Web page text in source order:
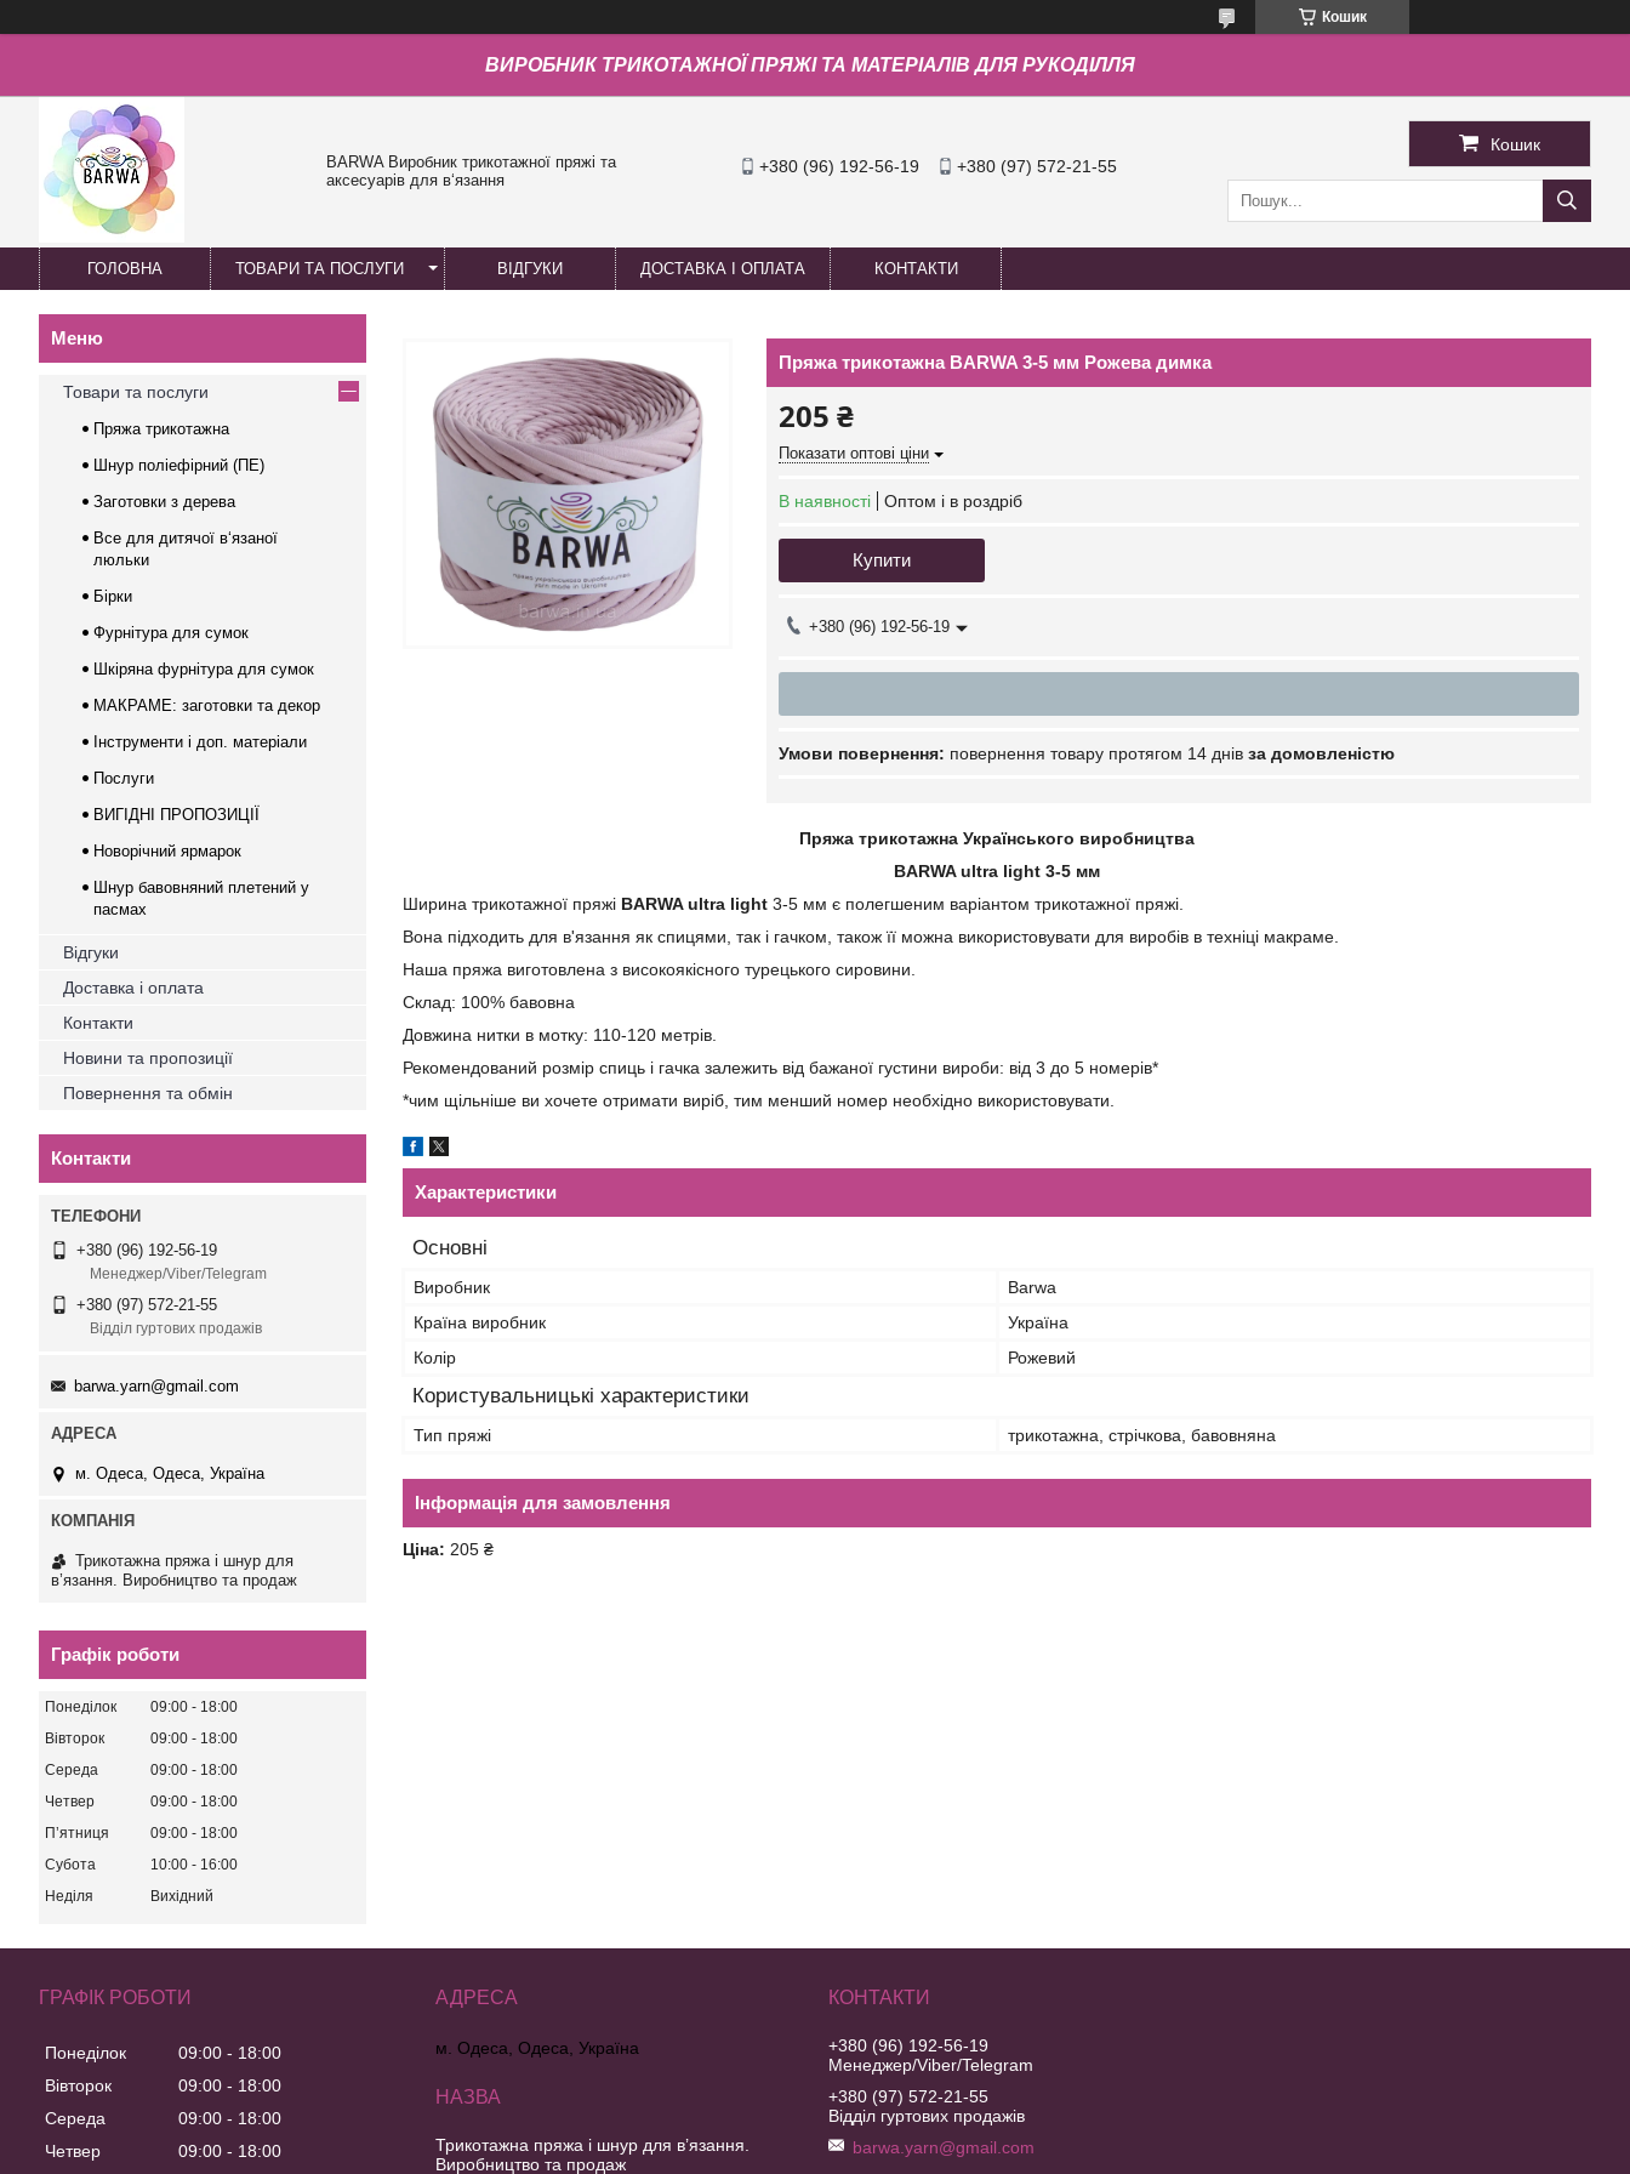
Кошик
ВИРОБНИК ТРИКОТАЖНОЇ ПРЯЖІ ТА МАТЕРІАЛІВ ДЛЯ РУКОДІЛЛЯ
BARWA Виробник трикотажної пряжі та
аксесуарів для в‘язання
+380 (96) 192-56-19 +380 (97) 572-21-55
Кошик
ГОЛОВНА ТОВАРИ ТА ПОСЛУГИ ВІДГУКИ ДОСТАВКА І ОПЛАТА КОНТАКТИ
Пряжа трикотажна BARWA 3-5 мм Рожева димка
205 ₴
Показати оптові ціни
В наявності Оптом і в роздріб
Купити
+380 (96) 192-56-19
повернення товару протягом 14 днів за домовленістю
Пряжа трикотажна Українського виробництва
BARWA ultra light 3-5 мм
Ширина трикотажної пряжі BARWA ultra light 3-5 мм є полегшеним варіантом трикотажної пряжі.
Вона підходить для в'язання як спицями, так і гачком, також її можна використовувати для виробів в техніці макраме.
Наша пряжа виготовлена з високоякісного турецького сировини.
Склад: 100% бавовна
Довжина нитки в мотку: 110-120 метрів.
Рекомендований розмір спиць і гачка залежить від бажаної густини вироби: від 3 до 5 номерів*
*чим щільніше ви хочете отримати виріб, тим менший номер необхідно використовувати.
Характеристики
Основні
Виробник
Barwa
Країна виробник
Україна
Колір
Рожевий
Користувальницькі характеристики
Тип пряжі трикотажна, стрічкова, бавовняна
Інформація для замовлення
Ціна: 205 ₴
Товари та послуги
Пряжа трикотажна
Шнур поліефірний (ПЕ)
Заготовки з дерева
Все для дитячої в‘язаної
люльки
Бірки
Фурнітура для сумок
Шкіряна фурнітура для сумок
МАКРАМЕ: заготовки та декор
Інструменти і доп. матеріали
Послуги
ВИГІДНІ ПРОПОЗИЦІЇ
Новорічний ярмарок
Шнур бавовняний плетений у
пасмах
Відгуки
Доставка і оплата
Контакти
Новини та пропозиції
Повернення та обмін
Контакти
+380 (96) 192-56-19
Менеджер/Viber/Telegram
+380 (97) 572-21-55
Відділ гуртових продажів
barwa.yarn@gmail.com
м. Одеса, Одеса, Україна
Трикотажна пряжа і шнур для
в’язання. Виробництво та продаж
Графік роботи
Понеділок 09:00
18:00
Вівторок
09:00
18:00
Середа
09:00
18:00
Четвер
09:00
18:00
Пʼятниця
09:00
18:00
Субота
10:00
16:00
Неділя
Вихідний
ГРАФІК РОБОТИ
Понеділок 09:00
18:00
Вівторок
09:00
18:00
Середа
09:00
18:00
Четвер
09:00 18:00
м. Одеса, Одеса, Україна
Трикотажна пряжа і шнур для в’язання.
Виробництво та продаж
+380 (96) 192-56-19
Менеджер/Viber/Telegram
+380 (97) 572-21-55
Відділ гуртових продажів
barwa.yarn@gmail.com